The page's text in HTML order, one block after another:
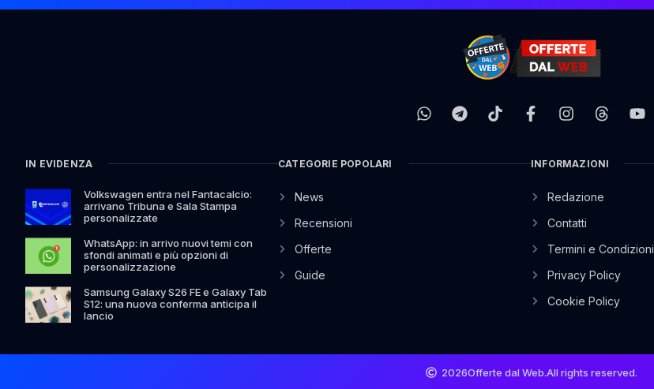
IN EVIDENZA
Volkswagen entra nel Fantacalcio:
arrivano Tribuna e Sala Stampa
personalizzate
WhatsApp: in arrivo nuovi temi con
sfondi animati e più opzioni di
personalizzazione
Samsung Galaxy S26 FE e Galaxy Tab
S12: una nuova conferma anticipa il
lancio
CATEGORIE POPOLARI
News
Recensioni
Offerte
Guide
INFORMAZIONI
Redazione
Contatti
Termini e Condizioni
Privacy Policy
Cookie Policy
2026Offerte dal Web.All rights reserved.